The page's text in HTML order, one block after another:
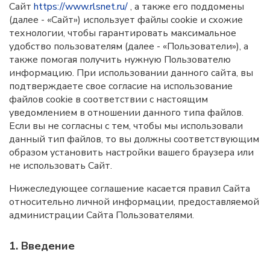
Сайт https://www.rlsnet.ru/, а также его поддомены
(далее - «Сайт») использует файлы cookie и схожие
технологии, чтобы гарантировать максимальное
удобство пользователям (далее - «Пользователи»), а
также помогая получить нужную Пользователю
информацию. При использовании данного сайта, вы
подтверждаете свое согласие на использование
файлов cookie в соответствии с настоящим
уведомлением в отношении данного типа файлов.
Если вы не согласны с тем, чтобы мы использовали
данный тип файлов, то вы должны соответствующим
образом установить настройки вашего браузера или
не использовать Сайт.
Нижеследующее соглашение касается правил Сайта
относительно личной информации, предоставляемой
администрации Сайта Пользователями.
1. Введение